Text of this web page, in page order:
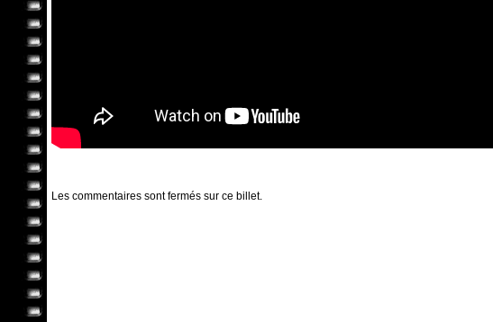
Les commentaires sont fermés sur ce billet.